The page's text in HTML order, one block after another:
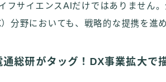
フサイエンスAIだけではありません
分野においても、戦略的な提携を進め
総研がタッグ！DX事業拡大で